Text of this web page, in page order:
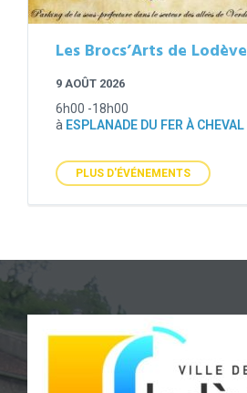
Les Brocs’Arts de Lodève
9 AOÛT 2026
6h00 -18h00
à ESPLANADE DU FER À CHEVAL
PLUS D'ÉVÉNEMENTS